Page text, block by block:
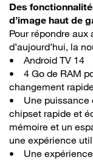
Des
d’image haut de
Pour répondre
d’aujourd’hui, la
• Android TV 14
• 4 Go de RAM
changement
• Une puissance
chipset rapide et
mémoire et un
une expérience
• Une expérience